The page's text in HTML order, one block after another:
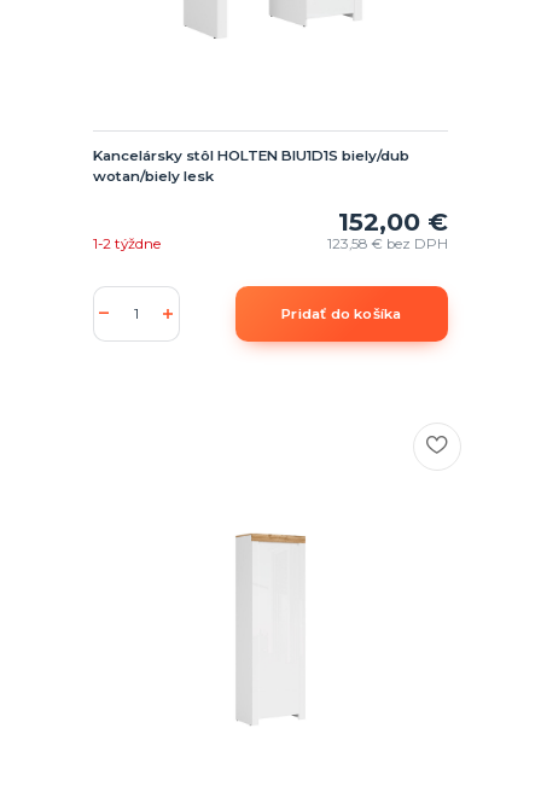
Kancelársky stôl HOLTEN BIU1D1S biely/dub
wotan/biely lesk
152,00 €
123,58 € bez DPH
1-2 týždne
Pridať do košíka